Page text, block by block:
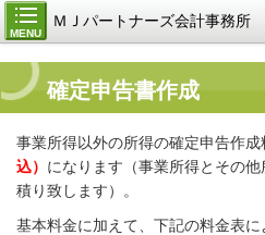
MENU
ＭＪパートナーズ会計事務所
確定申告書作成
事業所得以外の所得の確定申告作成
込） になります（事業所得とその
積り致します）。
基本料金に加えて、下記の料金表